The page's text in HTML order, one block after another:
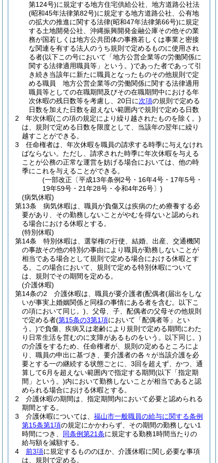
第124号)に規定する地方住宅供給公社、地方道路公社法
(昭和45年法律第82号)に規定する地方道路公社、公有地
の拡大の推進に関する法律(昭和47年法律第66号)に規定
する土地開発公社、沖縄振興開発金融公庫その他その業
務が国若しくは地方公共団体の事務若しくは事業と密接
な関連を有する法人のうち規則で定めるものに使用され
る者(以下この号において「地方公営企業等の労働関係に
関する法律適用職員等」という。)であった者であって引
き続き当該年に新たに職員となったものその他規則で定
める職員 地方公営企業等の労働関係に関する法律適用
職員等としての在職期間及びその在職期間中における年
次休暇の残日数等を考慮し、20日に次項の規則で定める
日数を加えた日数を超えない範囲内で規則で定める日数
2
年次休暇(この項の規定により繰り越されたものを除く。)
は、規則で定める日数を限度として、当該年の翌年に繰り
越すことができる。
3
任命権者は、年次休暇を職員の請求する時季に与えなけれ
ばならない。 ただし、請求された時季に年次休暇を与える
ことが公務の正常な運営を妨げる場合においては、他の時
季にこれを与えることができる。
(一部改正〔平成13年条例2号・16年4号・17年5号・
19年59号・21年28号・令和4年26号〕)
(病気休暇)
第13条
病気休暇は、職員が負傷又は疾病のため療養する必
要があり、その勤務しないことがやむを得ないと認められ
る場合における休暇とする。
(特別休暇)
第14条
特別休暇は、選挙権の行使、結婚、出産、交通機関
の事故その他の特別の事由により職員が勤務しないことが
相当である場合として規則で定める場合における休暇とす
る。
この場合において、規則で定める特別休暇について
は、規則でその期間を定める。
(介護休暇)
第14条の2
介護休暇は、職員が要介護者(配偶者(届出をしな
いが事実上婚姻関係と同様の事情にある者を含む。以下こ
の項において同じ。) 、父母、子、配偶者の父母その他規則
で定める者(第15条の3第1項において「配偶者等」とい
う。)で負傷、疾病又は老齢により規則で定める期間にわた
り日常生活を営むのに支障があるものをいう。以下同じ。)
の介護をするため、任命権者が、規則の定めるところによ
り、職員の申出に基づき、要介護者の各々が当該介護を必
要とする一の継続する状態ごとに、3回を超えず、かつ、通
算して6月を超えない範囲内で指定する期間(以下「指定期
間」という。)内において勤務しないことが相当であると認
められる場合における休暇とする。
2
介護休暇の期間は、指定期間内において必要と認められる
期間とする。
3
介護休暇については、 福山市一般職員の給与に関する条例
第15条第1項の規定にかかわらず、その期間の勤務しない1
時間につき、 同条例第21条に規定する勤務1時間当たりの
給与額を減額する。
4
前3項に規定するもののほか、介護休暇に関し必要な事項
は、規則で定める。